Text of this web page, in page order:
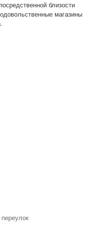
близости
магазины